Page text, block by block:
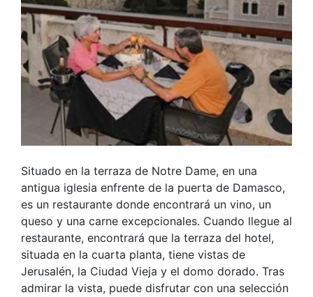
Situado en la terraza de Notre Dame, en una
antigua iglesia enfrente de la puerta de Damasco,
es un restaurante donde encontrará un vino, un
queso y una carne excepcionales. Cuando llegue al
restaurante, encontrará que la terraza del hotel,
situada en la cuarta planta, tiene vistas de
Jerusalén, la Ciudad Vieja y el domo dorado. Tras
admirar la vista, puede disfrutar con una selección